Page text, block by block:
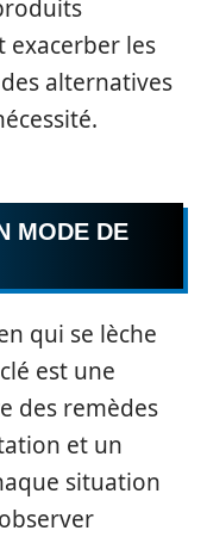
exacerber les
alternatives
MODE DE
qui se lèche
est une
des remèdes
et un
situation